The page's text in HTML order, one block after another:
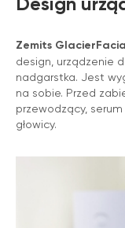
Zemits
design, urządzenie
nadgarstka. Jest
na sobie. Przed
przewodzący,
głowicy.